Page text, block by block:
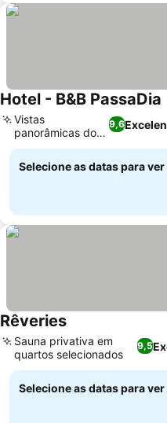
Hotel - B&B PassaDia
9,6
Vistas
panorâmicas do
campo
Selecione as datas para
Rêveries
9,5
Sauna privativa em
quartos selecionados
Selecione as datas para